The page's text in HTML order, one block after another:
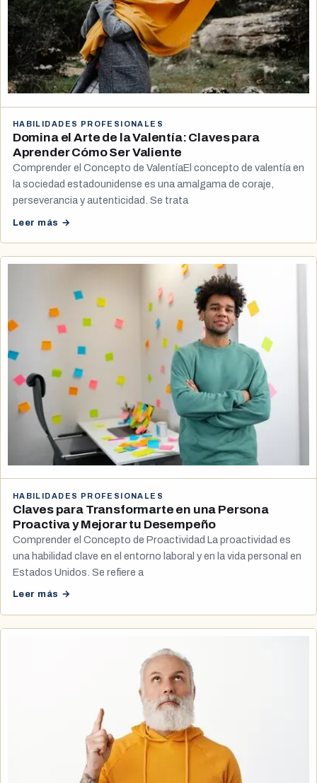
HABILIDADES PROFESIONALES
Domina el Arte de la Valentía: Claves para
Aprender Cómo Ser Valiente
Comprender el Concepto de ValentíaEl concepto de valentía en
la sociedad estadounidense es una amalgama de coraje,
perseverancia y autenticidad. Se trata
Leer más →
HABILIDADES PROFESIONALES
Claves para Transformarte en una Persona
Proactiva y Mejorar tu Desempeño
Comprender el Concepto de Proactividad La proactividad es
una habilidad clave en el entorno laboral y en la vida personal en
Estados Unidos. Se refiere a
Leer más →